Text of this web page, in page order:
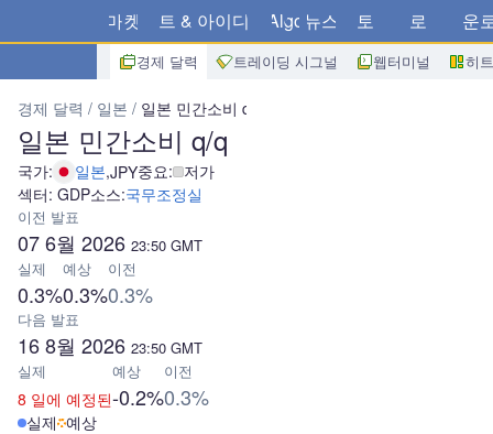
마켓 차트 & 아이디어 Algo 뉴스 스토어 브로커 다운
경제 달력 트레이딩 시그널 웹터미널 히
경제 달력 일본 일본 민간소비 q/q
일본 민간소비 q/q
국가: 일본,JPY중요: 저가
섹터: GDP소스:국무조정실
이전 발표
07 6월 2026 23:50 GMT
실제
0.3%
예상
0.3%
이전
0.3%
다음 발표
16 8월 2026 23:50 GMT
실제
8 일에 예정된
예상
-0.2%
이전
0.3%
실제 예상